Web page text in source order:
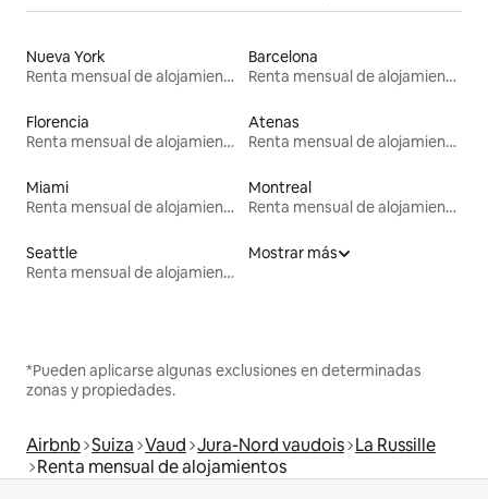
Nueva York
Renta mensual de alojamientos
Barcelona
Renta mensual de alojamientos
Florencia
Renta mensual de alojamientos
Atenas
Renta mensual de alojamientos
Miami
Renta mensual de alojamientos
Montreal
Renta mensual de alojamientos
Seattle
Renta mensual de alojamientos
Mostrar más
*Pueden aplicarse algunas exclusiones en determinadas
zonas y propiedades.
Airbnb Suiza Vaud Jura-Nord vaudois La Russille
Renta mensual de alojamientos